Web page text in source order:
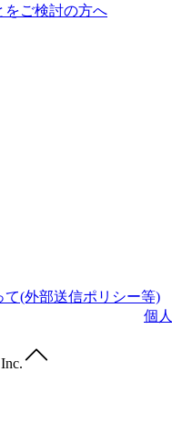
をご検討の方へ
て(外部送信ポリシー等)
個